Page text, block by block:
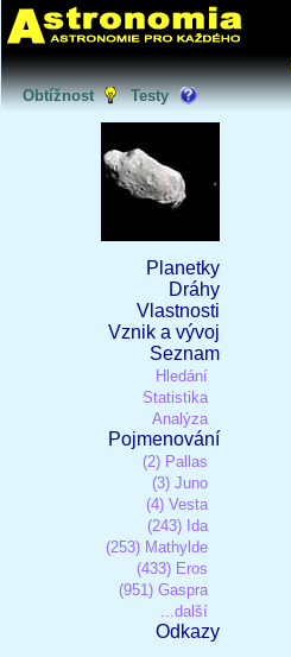
Obtížnost Testy
Planetky
Dráhy
Vlastnosti
Vznik a vývoj
Seznam
Hledání
Statistika
Analýza
Pojmenování
(2) Pallas
(3) Juno
(4) Vesta
(243) Ida
(253) Mathylde
(433) Eros
(951) Gaspra
...další
Odkazy